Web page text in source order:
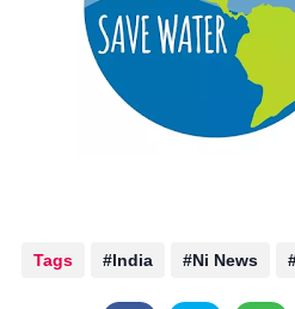
Tags India Ni News